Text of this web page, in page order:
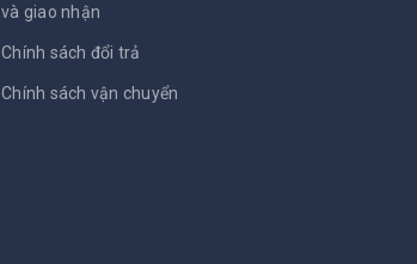
và giao nhận
Chính sách đổi trả
Chính sách vận chuyển